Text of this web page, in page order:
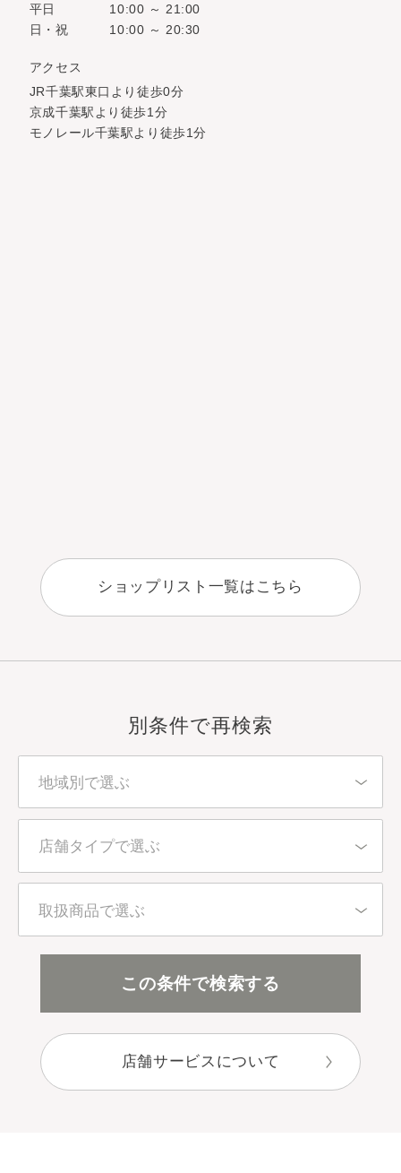
平日
10:00 ～ 21:00
日・祝
10:00 ～ 20:30
アクセス
JR千葉駅東口より徒歩0分
京成千葉駅より徒歩1分
モノレール千葉駅より徒歩1分
ショップリスト一覧はこちら
別条件で再検索
地域別で選ぶ
北海道・東北
店舗タイプで選ぶ
百貨店・直営店
アインズ＆トルペ（カウンセリング）
アインズ＆トルペ（セルフ）
セレクトショップ
取扱商品で選ぶ
ボディケア
この条件で検索する
店舗サービスについて